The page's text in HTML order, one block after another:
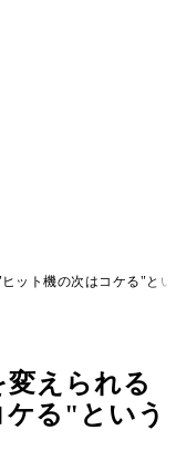
ット機の次はコケる"と
変えられる
る"という